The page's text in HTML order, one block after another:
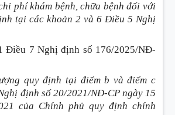
phí khám bệnh, chữa bệnh đối với
tại các khoản 2 và 6 Điều 5 Nghị
Điều 7 Nghị định số 176/2025/NĐ-
quy định tại điểm b và điểm c
định số 20/2021/NĐ-CP ngày 15
của Chính phủ quy định chính